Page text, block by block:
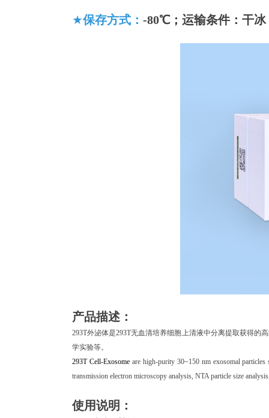
★保存方式： -80℃；运输条件：干冰
产品描述：
293T外泌体是293T无血清培养细胞上清液中分离提取获得的
学实验等。
293T Cell-Exosomeare high-purity 30~150 nm exosomal particles
transmission electron microscopy analysis, NTA particle size
使用说明：